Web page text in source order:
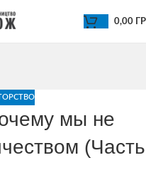
0,00
мы не
(Часть